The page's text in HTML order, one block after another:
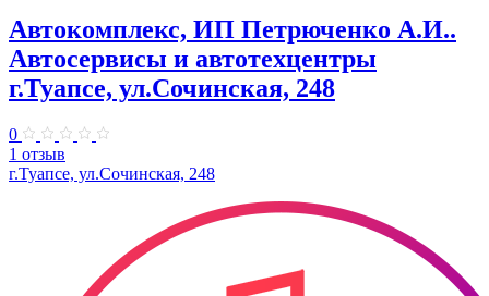
Автокомплекс, ИП Петрюченко А.И..
Автосервисы и автотехцентры
г.Туапсе, ул.Сочинская, 248
0
1 отзыв
г.Туапсе, ул.Сочинская, 248